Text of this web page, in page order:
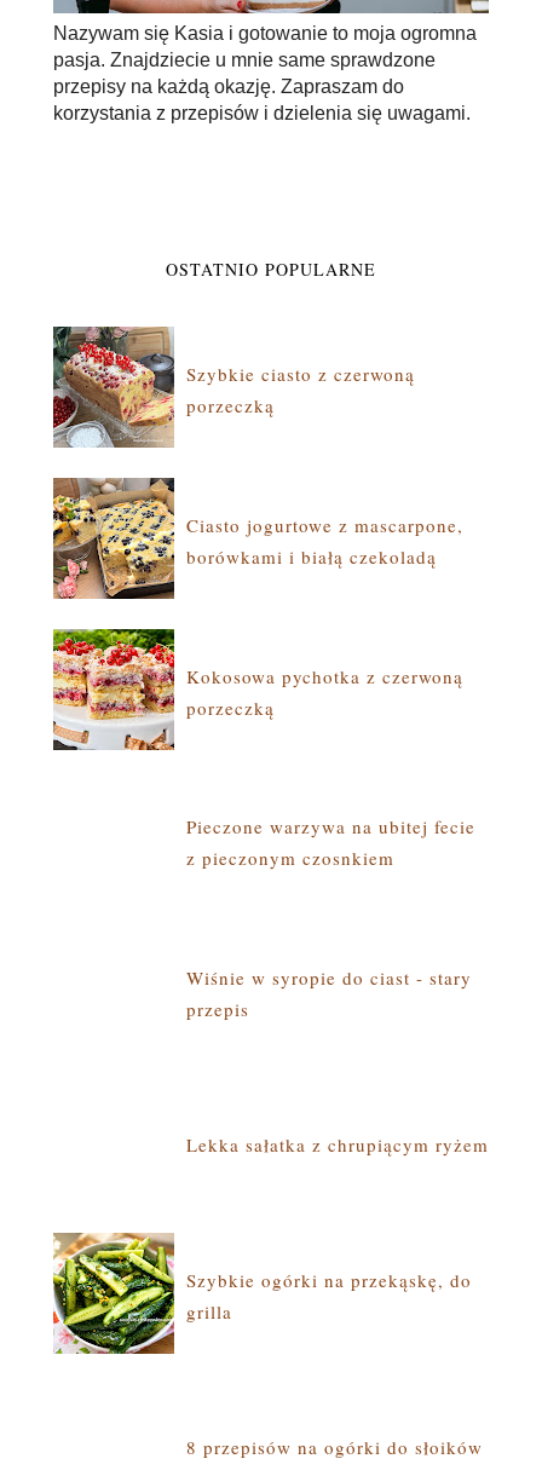
Nazywam się Kasia i gotowanie to moja ogromna
pasja. Znajdziecie u mnie same sprawdzone
przepisy na każdą okazję. Zapraszam do
korzystania z przepisów i dzielenia się uwagami.
OSTATNIO POPULARNE
Szybkie ciasto z czerwoną
porzeczką
Ciasto jogurtowe z mascarpone,
borówkami i białą czekoladą
Kokosowa pychotka z czerwoną
porzeczką
Pieczone warzywa na ubitej fecie
z pieczonym czosnkiem
Wiśnie w syropie do ciast - stary
przepis
Lekka sałatka z chrupiącym ryżem
Szybkie ogórki na przekąskę, do
grilla
8 przepisów na ogórki do słoików